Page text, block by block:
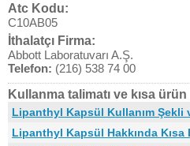
Atc Kodu:
C10AB05
İthalatçı Firma:
Abbott Laboratuvarı A.Ş.
Telefon: (216) 538 74 00
Kullanma talimatı ve kısa
Lipanthyl Kapsül Kullanım Şekli
Lipanthyl Kapsül Hakkında Kısa